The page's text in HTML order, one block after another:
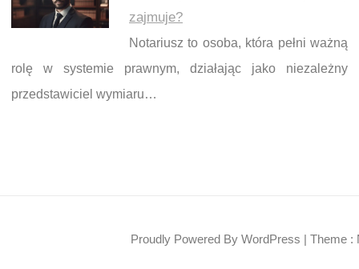
zajmuje?
Notariusz to osoba, która pełni ważną
rolę w systemie prawnym, działając jako niezależny
przedstawiciel wymiaru…
Proudly Powered By WordPress | Theme :